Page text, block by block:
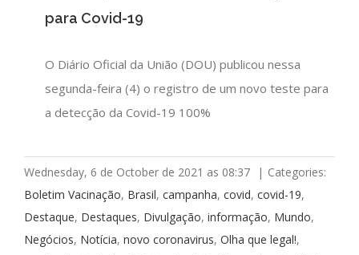
para Covid-19
O Diário Oficial da União (DOU) publicou nessa
segunda-feira (4) o registro de um novo teste para
a detecção da Covid-19 100%
Wednesday, 6 de October de 2021 as 08:37 | Categories:
Boletim Vacinação, Brasil, campanha, covid, covid-19,
Destaque, Destaques, Divulgação, informação, Mundo,
Negócios, Notícia, novo coronavirus, Olha que legal!,